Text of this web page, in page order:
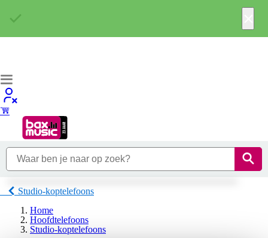
Studio-koptelefoons
Home
Hoofdtelefoons
Studio-koptelefoons